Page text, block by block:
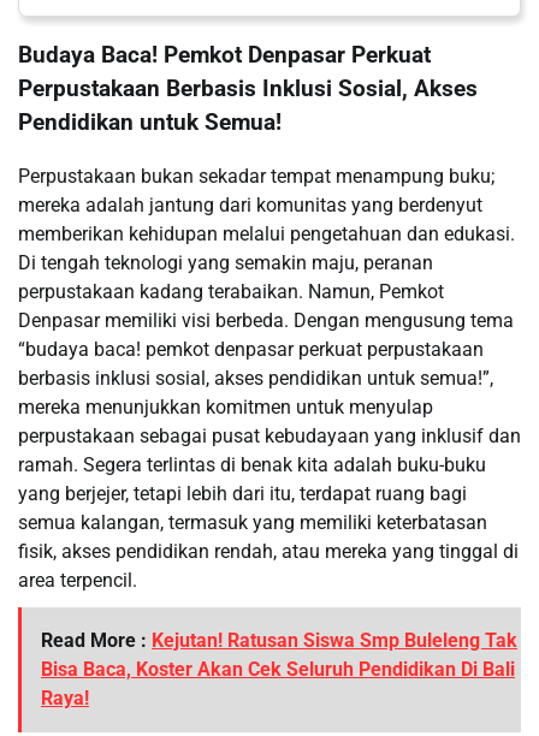
Budaya Baca! Pemkot Denpasar Perkuat
Perpustakaan Berbasis Inklusi Sosial, Akses
Pendidikan untuk Semua!
Perpustakaan bukan sekadar tempat menampung buku;
mereka adalah jantung dari komunitas yang berdenyut
memberikan kehidupan melalui pengetahuan dan edukasi.
Di tengah teknologi yang semakin maju, peranan
perpustakaan kadang terabaikan. Namun, Pemkot
Denpasar memiliki visi berbeda. Dengan mengusung tema
“budaya baca! pemkot denpasar perkuat perpustakaan
berbasis inklusi sosial, akses pendidikan untuk semua!”,
mereka menunjukkan komitmen untuk menyulap
perpustakaan sebagai pusat kebudayaan yang inklusif dan
ramah. Segera terlintas di benak kita adalah buku-buku
yang berjejer, tetapi lebih dari itu, terdapat ruang bagi
semua kalangan, termasuk yang memiliki keterbatasan
fisik, akses pendidikan rendah, atau mereka yang tinggal di
area terpencil.
Read More : Kejutan! Ratusan Siswa Smp Buleleng Tak
Bisa Baca, Koster Akan Cek Seluruh Pendidikan Di Bali
Raya!